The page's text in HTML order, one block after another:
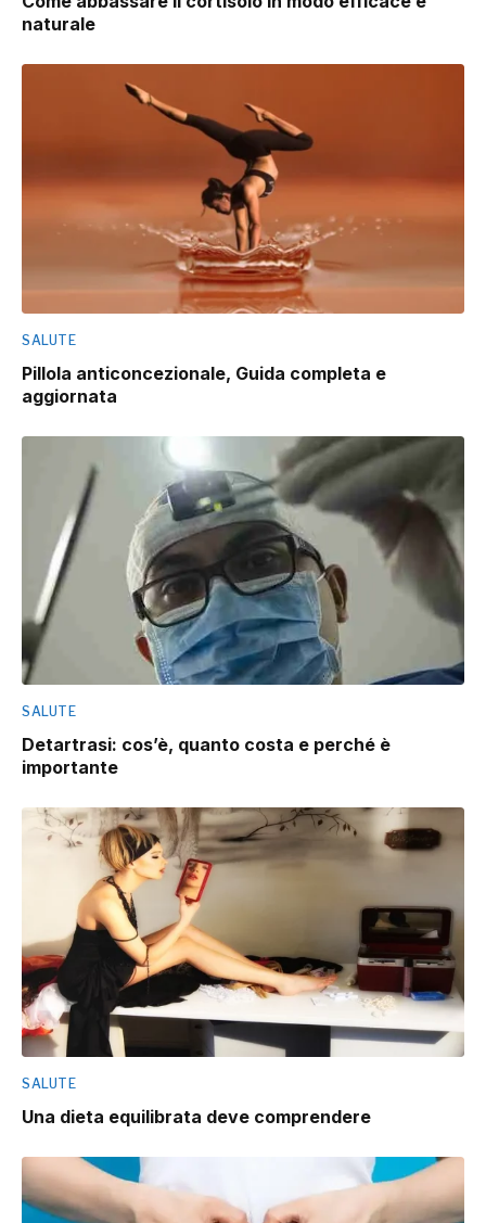
naturale
SALUTE
Pillola anticoncezionale, Guida completa e
aggiornata
SALUTE
Detartrasi: cos’è, quanto costa e perché è
importante
SALUTE
Una dieta equilibrata deve comprendere